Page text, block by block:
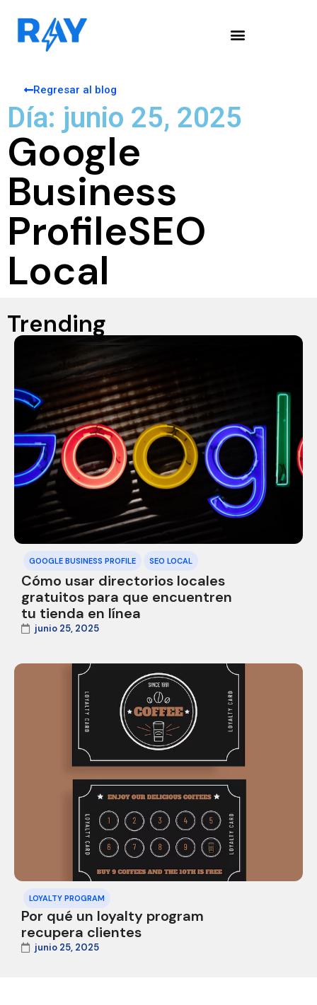
Regresar al blog
Día: junio 25, 2025
Google
Business
ProfileSEO
Local
Trending
GOOGLE BUSINESS PROFILE SEO LOCAL
Cómo usar directorios locales
gratuitos para que encuentren
tu tienda en línea
junio 25, 2025
LOYALTY PROGRAM
Por qué un loyalty program
recupera clientes
junio 25, 2025